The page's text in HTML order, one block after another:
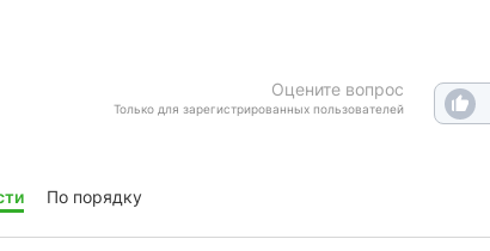
Оцените вопрос
Только для зарегистрированных пользователей
По порядку